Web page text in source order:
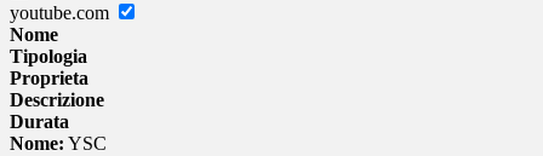
youtube.com
Nome
Tipologia
Proprieta
Descrizione
Durata
Nome: YSC